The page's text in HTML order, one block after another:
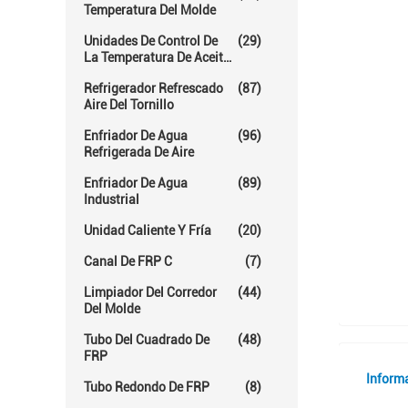
Temperatura Del Molde
Unidades De Control De
La Temperatura De Aceite
(29)
Refrigerador Refrescado
Aire Del Tornillo
(87)
Enfriador De Agua
Refrigerada De Aire
(96)
Enfriador De Agua
Industrial
(89)
Unidad Caliente Y Fría (20)
Canal De FRP C (7)
Limpiador Del Corredor
Del Molde
(44)
Tubo Del Cuadrado De
FRP
(48)
Tubo Redondo De FRP (8)